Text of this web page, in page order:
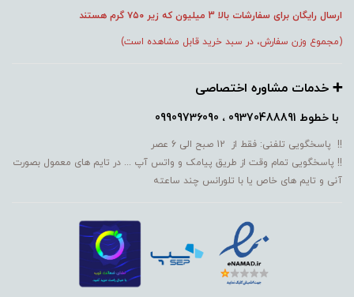
ارسال رایگان برای سفارشات بالا 3 میلیون که زیر ۷۵۰ گرم هستند
(مجموع وزن سفارش، در سبد خرید قابل مشاهده است)
➕️ خدمات مشاوره اختصاصی
با خطوط 09370488891 ، 09909736090
!! پاسخگویی تلفنی: فقط از 12 صبح الی 6 عصر
!! پاسخگویی تمام وقت از طریق پیامک و واتس آپ ... در تایم های معمول بصورت
آنی و تایم های خاص یا با تلورانس چند ساعته